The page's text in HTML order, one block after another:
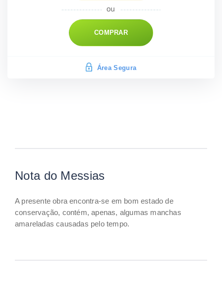
COMPRAR
Área Segura
Nota do Messias
A presente obra encontra-se em bom estado de
conservação, contém, apenas, algumas manchas
amareladas causadas pelo tempo.